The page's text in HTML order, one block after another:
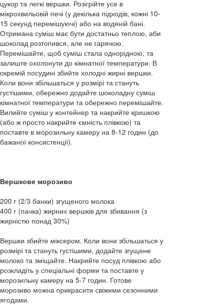
цукор та легкі вершки. Розігрійте усе в
мікрохвильовій печі (у декілька підходів, кожні 10-
15 секунд перемішуючі) або на водяній бані.
Отримана суміш має бути достатньо теплою, аби
шоколад розтопився, але не гарячою.
Перемішайте, щоб суміш стала однорідною, та
залиште охолонути до кімнатної температури. В
окремій посудині збийте холодні жирні вершки.
Коли вони збільшаться у розмірі та стануть
густішими, обережно додайте шоколадну суміш
кімнатної температури та обережно перемішайте.
Вилийте суміш у контейнер та накрийте кришкою
(або ж просто накрийте ємність плівкою) та
поставте в морозильну камеру на 8-12 годин (до
бажаної консистенції).
Вершкове морозиво
200 г (2/3 банки) згущеного молока
400 г (пачка) жирних вершків для збивання (з
жирністю понад 30%)
Вершки збийте міксером. Коли вони збільшаться у
розмірі та стануть густішими, додайте згущене
молоко та зміщайте. Накрийте посуд плівкою або
розкладіть у спеціальні форми та поставте у
морозильну камеру на 5-7 годин. Готове
морозиво можна прикрасити свіжими сезонними
ягодами.